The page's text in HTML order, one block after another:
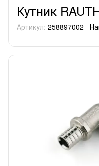
Кутник
Артикул: 258897002